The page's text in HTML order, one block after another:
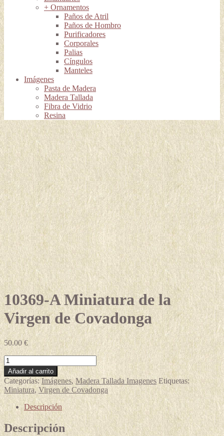
+ Ornamentos
Paños de Atril
Paños de Hombro
Purificadores
Corporales
Palias
Cíngulos
Manteles
Imágenes
Pasta de Madera
Madera Tallada
Fibra de Vidrio
Resina
10369-A Miniatura de la
Virgen de Covadonga
50.00 €
10369-
A
Miniatura
de
la
Virgen
de
Covadonga
cantidad
Añadir al carrito
Categorías: Imágenes,Madera Tallada Imagenes Etiquetas:
Miniatura, Virgen de Covadonga
Descripción
Descripción